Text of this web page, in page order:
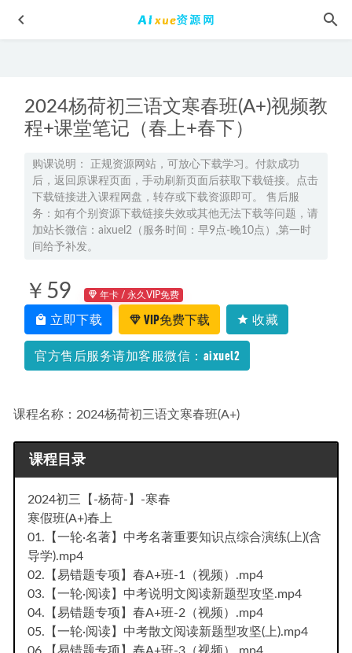
2024杨荷初三语文寒春班(A+)视频教
程+课堂笔记（春上+春下）
购课说明： 正规资源网站，可放心下载学习。付款成功
后，返回原课程页面，手动刷新页面后获取下载链接。点击
下载链接进入课程网盘，转存或下载资源即可。 售后服
务：如有个别资源下载链接失效或其他无法下载等问题，请
加站长微信：aixuel2（服务时间：早9点-晚10点）,第一时
间给予补发。
￥59 年卡 / 永久VIP免费
立即下载 VIP免费下载 收藏
官方售后服务请加客服微信：aixuel2
课程名称：2024杨荷初三语文寒春班(A+)
课程目录
2024初三【-杨荷-】-寒春
寒假班(A+)春上
01.【一轮·名著】中考名著重要知识点综合演练(上)(含
导学).mp4
02.【易错题专项】春A+班-1（视频）.mp4
03.【一轮·阅读】中考说明文阅读新题型攻坚.mp4
04.【易错题专项】春A+班-2（视频）.mp4
05.【一轮·阅读】中考散文阅读新题型攻坚(上).mp4
06.【易错题专项】春A+班-3（视频）.mp4
2024田夏林高三数学高考一轮复习秋季班 2023-09-13
2024MST高考数学讲义电子版满分突破复习专题（第一轮）
2023-11-26
安徽省公务员考试面试系统班教程，2.92G百度网盘资源打包
2023宋雨晴高一物理a+班网课视频教程+课堂笔记寒假班
2023-03-27
学魁榜高中历史教学课程高考历史学习资料课程,20.51G百度
网盘资源打包下载 2022-01-02